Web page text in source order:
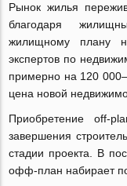
Рынок жилья
благодаря
жилищному плану
экспертов по
примерно на 120
цена новой
Приобретение оff-
завершения
стадии проекта. В
oфф-план набирает